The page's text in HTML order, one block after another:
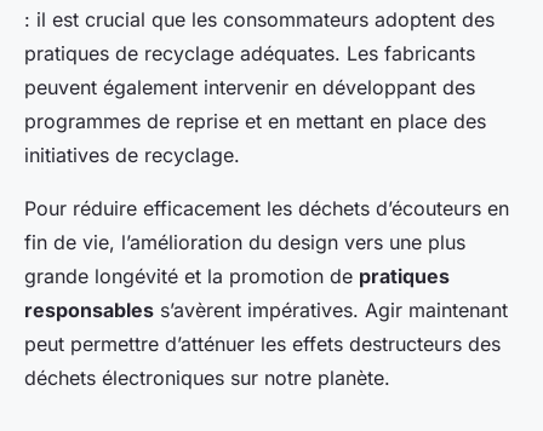
: il est crucial que les consommateurs adoptent des
pratiques de recyclage adéquates. Les fabricants
peuvent également intervenir en développant des
programmes de reprise et en mettant en place des
initiatives de recyclage.
Pour réduire efficacement les déchets d’écouteurs en
fin de vie, l’amélioration du design vers une plus
grande longévité et la promotion de pratiques
responsables s’avèrent impératives. Agir maintenant
peut permettre d’atténuer les effets destructeurs des
déchets électroniques sur notre planète.